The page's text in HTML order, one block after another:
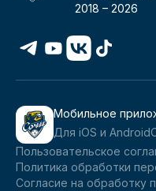
2018 –2026
Мобильное
Для iOS и Android
Пользовательское
Политика обработки
Согласие на обработку